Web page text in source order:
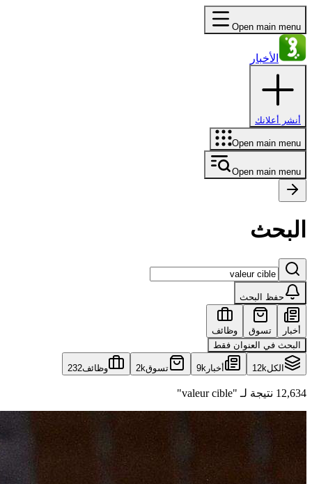
Open main menu
الأخبار
أنشر أعلانك
Open main menu
Open main menu
البحث
حفظ البحث
أخبار تسوق
وظائف
البحث في العنوان فقط
الكل12k أخبار 9k تسوق2k وظائف232
12,634 نتيجة لـ "valeur cible"